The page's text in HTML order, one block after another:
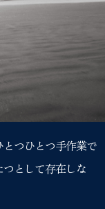
つひとつ手作業で
として存在しな